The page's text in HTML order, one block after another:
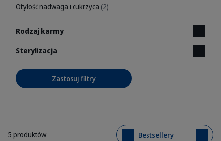
Otyłość nadwaga i cukrzyca (2)
Rodzaj karmy
Sterylizacja
Zastosuj filtry
5 produktów Bestsellery